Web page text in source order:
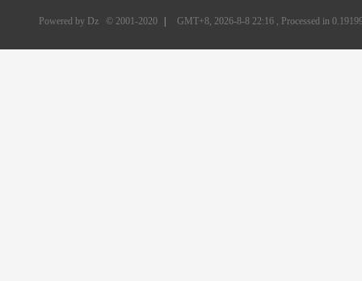
Powered by Dz © 2001-2020 GMT+8, 2026-8-8 22:16 , Processed in